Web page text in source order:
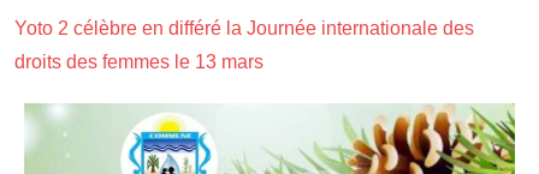
Yoto 2 célèbre en différé la Journée internationale des
droits des femmes le 13 mars